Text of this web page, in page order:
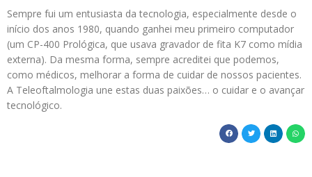
Sempre fui um entusiasta da tecnologia, especialmente desde o
início dos anos 1980, quando ganhei meu primeiro computador
(um CP-400 Prológica, que usava gravador de fita K7 como mídia
externa). Da mesma forma, sempre acreditei que podemos,
como médicos, melhorar a forma de cuidar de nossos pacientes.
A Teleoftalmologia une estas duas paixões… o cuidar e o avançar
tecnológico.